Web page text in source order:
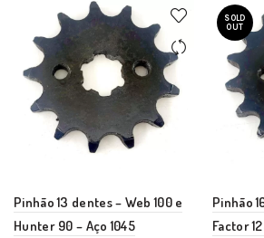
Pinhão 13 dentes – Web 100 e
Hunter 90 – Aço 1045
SOLD
OUT
Pinhão
Factor